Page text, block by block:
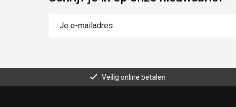
Veilig online betalen